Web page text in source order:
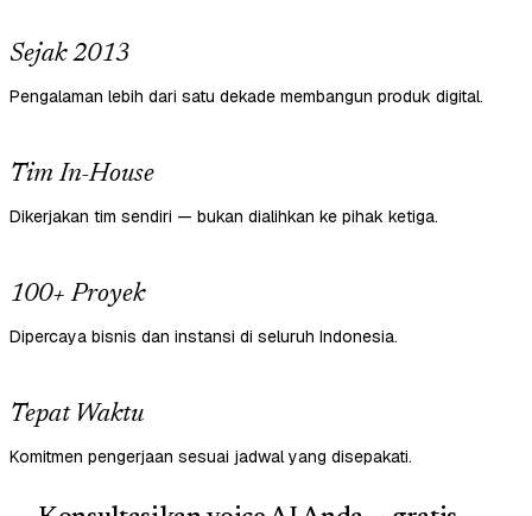
Sejak 2013
Pengalaman lebih dari satu dekade membangun produk digital.
Tim In-House
Dikerjakan tim sendiri — bukan dialihkan ke pihak ketiga.
100+ Proyek
Dipercaya bisnis dan instansi di seluruh Indonesia.
Tepat Waktu
Komitmen pengerjaan sesuai jadwal yang disepakati.